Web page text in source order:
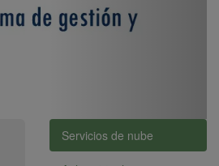
Servicios de nube